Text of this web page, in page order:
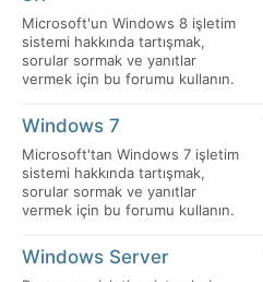
Microsoft'un Windows 8 işletim
sistemi hakkında tartışmak,
sorular sormak ve yanıtlar
vermek için bu forumu kullanın.
Windows 7
Microsoft'tan Windows 7 işletim
sistemi hakkında tartışmak,
sorular sormak ve yanıtlar
vermek için bu forumu kullanın.
Windows Server